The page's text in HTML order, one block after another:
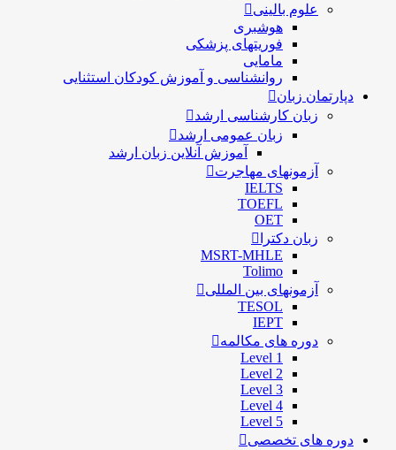
علوم بالینی
هوشبری
فوریتهای پزشکی
مامایی
روانشناسی و آموزش کودکان استثنایی
دپارتمان زبان
زبان کارشناسی ارشد
زبان عمومی ارشد
آموزش آنلاین زبان ارشد
آزمونهای مهاجرت
IELTS
TOEFL
OET
زبان دکترا
MSRT-MHLE
Tolimo
آزمونهای بین المللی
TESOL
IEPT
دوره های مکالمه
Level 1
Level 2
Level 3
Level 4
Level 5
دوره های تخصصی